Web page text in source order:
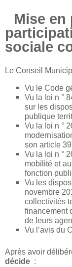
Mise en
sociale
Le Conseil
Vu le Code
Vu la loi n °
sur les
publique
Vu la loi n °
son article
Vu la loi n °
mobilité et
fonction
Vu les
novembre
collectivités
financement
de leurs
Vu l’avis du
Après avoir
décide :